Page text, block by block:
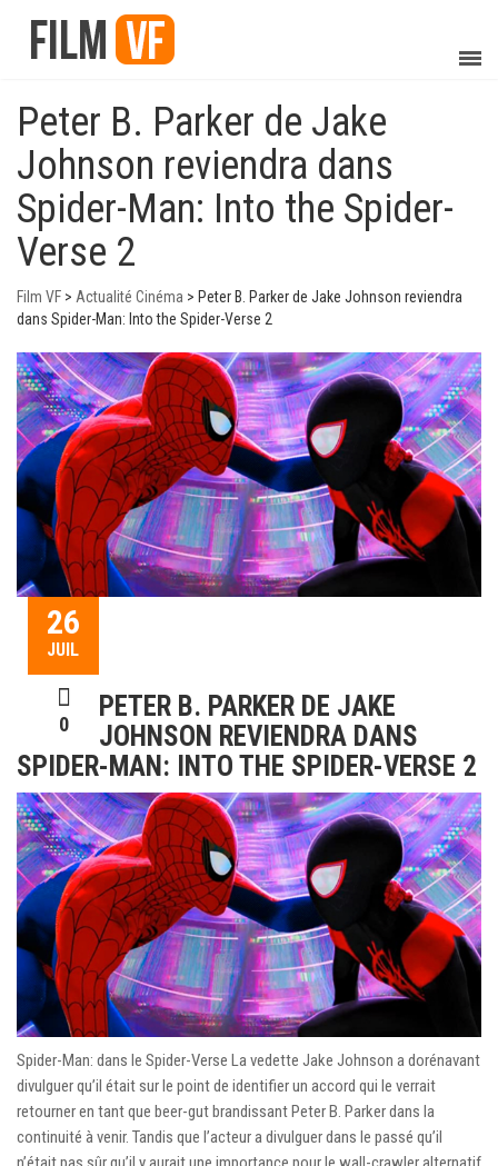
Peter B. Parker de Jake
Johnson reviendra dans
Spider-Man: Into the Spider-
Verse 2
Film VF > Actualité Cinéma > Peter B. Parker de Jake Johnson reviendra
dans Spider-Man: Into the Spider-Verse 2
26
JUIL
0
PETER B. PARKER DE JAKE
JOHNSON REVIENDRA DANS
SPIDER-MAN: INTO THE SPIDER-VERSE 2
Spider-Man: dans le Spider-Verse La vedette Jake Johnson a dorénavant
divulguer qu’il était sur le point de identifier un accord qui le verrait
retourner en tant que beer-gut brandissant Peter B. Parker dans la
continuité à venir. Tandis que l’acteur a divulguer dans le passé qu’il